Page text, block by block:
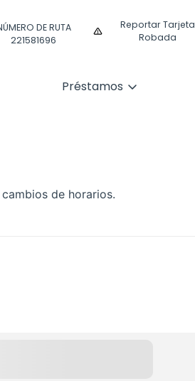
DE RUTA
221581696
Reportar Tarjeta
Robada
Préstamos
de horarios.